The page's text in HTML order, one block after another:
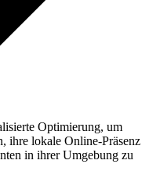
Optimierung, um
ihre lokale Online-Präsenz
in ihrer Umgebung zu